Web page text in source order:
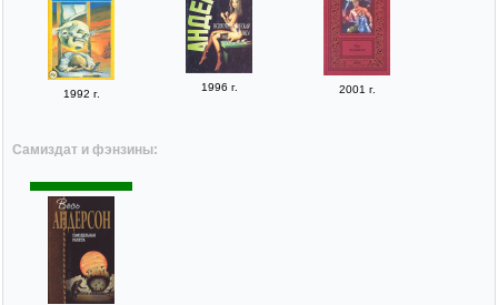
1992 г.
1996 г. 2001 г.
Самиздат и фэнзины: